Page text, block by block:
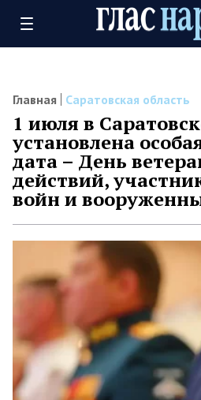
Главная Саратовская область
1 июля в
установлена
дата – День
действий,
войн и